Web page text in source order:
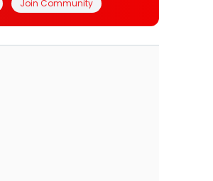
Join Community